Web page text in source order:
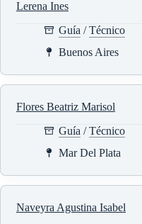
Lerena Ines
Guía /Técnico
Buenos Aires
Flores Beatriz Marisol
Guía /Técnico
Mar Del Plata
Naveyra Agustina Isabel